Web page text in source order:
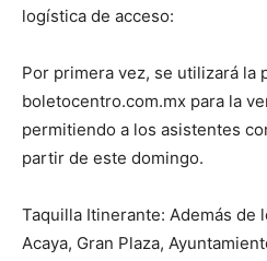
logística de acceso:
Por primera vez, se utilizará la
boletocentro.com.mx para la
permitiendo a los asistentes
partir de este domingo.
Taquilla Itinerante: Además de
Acaya, Gran Plaza,